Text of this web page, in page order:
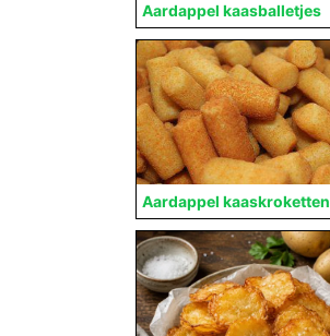
Aardappel kaasballetjes
Aardappel kaaskroketten